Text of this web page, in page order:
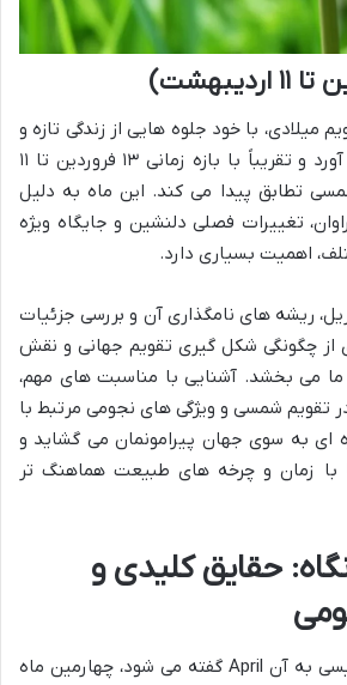
میلادی، با خود جلوه هایی از زندگی تازه و
رویش را به همراه می آورد و تقریباً با بازه زمانی ۱۳ فروردین تا ۱۱
تطابق پیدا می کند. این ماه به دلیل
تغییرات فصلی دلنشین و جایگاه ویژه
اهمیت بسیاری دارد.
ریشه های نامگذاری آن و بررسی جزئیات
از چگونگی شکل گیری تقویم جهانی و نقش
ما می بخشد. آشنایی با مناسبت های مهم،
تقویم شمسی و ویژگی های نجومی مرتبط با
ای به سوی جهان پیرامونمان می گشاید و
زمان و چرخه های طبیعت هماهنگ تر
حقایق کلیدی و
آوریل، که در زبان انگلیسی به آن April گفته می شود، چهارمین ماه